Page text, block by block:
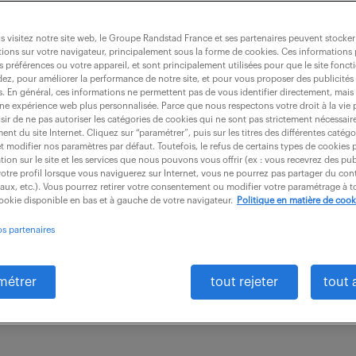
paie (f/h)
(69) CDI 28 000 - 30 000 € / an
hiérarchiquement au Responsable Paie et
Adjoint: - Assurer la gestion complète de la paie, de
/...
visitez notre site web, le Groupe Randstad France et ses partenaires peuvent
sur votre navigateur, principalement sous la forme de cookies. Ces informations
préférences ou votre appareil, et sont principalement utilisées pour que le site
pour améliorer la performance de notre site, et pour vous proposer des publicités
En général, ces informations ne permettent pas de vous identifier directement,
expérience web plus personnalisée. Parce que nous respectons votre droit à la vie
de ne pas autoriser les catégories de cookies qui ne sont pas strictement
du site Internet. Cliquez sur “paramétrer”, puis sur les titres des différentes
modifier nos paramètres par défaut. Toutefois, le refus de certains types de cookies
sur le site et les services que nous pouvons vous offrir (ex : vous recevrez des
profil lorsque vous naviguerez sur Internet, vous ne pourrez pas partager du
etc.). Vous pourrez retirer votre consentement ou modifier votre paramétrage à
disponible en bas et à gauche de votre navigateur.
Politique en matière de
partenaires
tout rejeter tout